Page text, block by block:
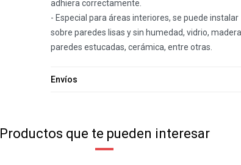
adhiera correctamente.
- Especial para áreas interiores, se puede instalar
sobre paredes lisas y sin humedad, vidrio,
paredes estucadas, cerámica, entre otras.
Envíos
Productos que te pueden interesar